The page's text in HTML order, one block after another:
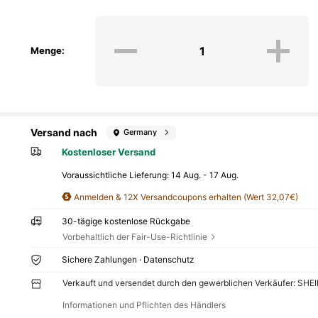
Menge:
Versand nach Germany
Kostenloser Versand
Voraussichtliche Lieferung:14 Aug. - 17 Aug.
Anmelden & 12X Versandcoupons erhalten (Wert 32,07€)
30-tägige kostenlose Rückgabe
Vorbehaltlich der Fair-Use-Richtlinie
Sichere Zahlungen · Datenschutz
Verkauft und versendet durch den gewerblichen Verkäufer:
Informationen und Pflichten des Händlers